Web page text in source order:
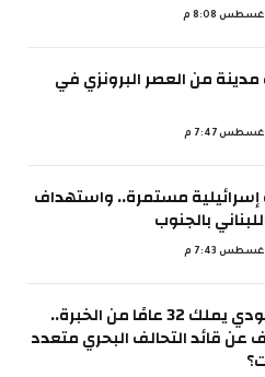
من العصر البرونزي في
إسرائيلية مستمرة.. واستهداف
بالجنوب
لواء سعودي يملك 32 عامًا من الخبرة..
عن قائد التحالف البحري متعدد